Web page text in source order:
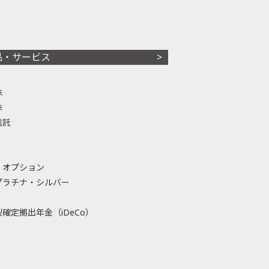
・サービス
託
プション
ラチナ・シルバー
定拠出年金（iDeCo）